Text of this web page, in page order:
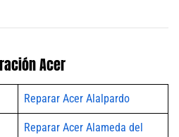
Acer
Reparar Acer Alalpardo
Reparar Acer Alameda del